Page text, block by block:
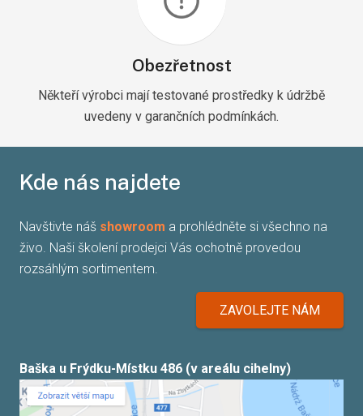
Obezřetnost
Někteří výrobci mají testované prostředky k údržbě
uvedeny v garančních podmínkách.
Kde nás najdete
Navštivte náš showroom a prohlédněte si všechno na
živo. Naši školení prodejci Vás ochotně provedou
rozsáhlým sortimentem.
ZAVOLEJTE NÁM
Baška u Frýdku-Místku 486 (v areálu cihelny)